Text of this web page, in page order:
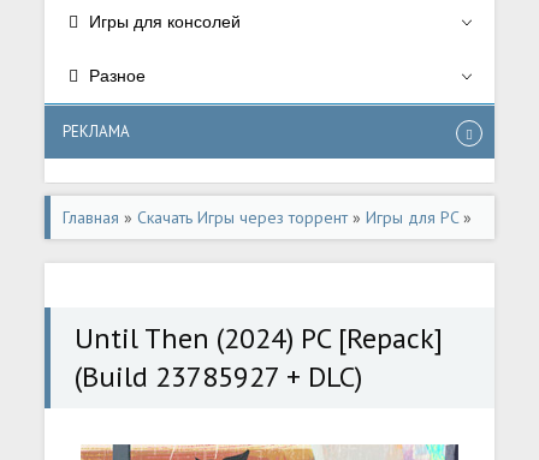
Игры для консолей
Разное
РЕКЛАМА
Главная » Скачать Игры через торрент»Игры для PC»
Приключения/Adventure
Until Then (2024) PC [Repack]
(Build 23785927 + DLC)